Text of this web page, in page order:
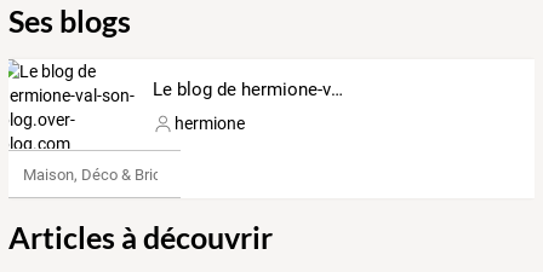
Ses blogs
Le blog de hermione-val-son-blog.over-blog.com
hermione
Maison, Déco & Bricolage
Articles à découvrir